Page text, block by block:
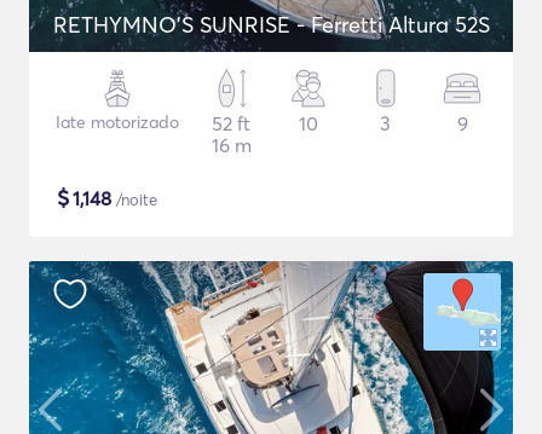
RETHYMNO'S SUNRISE - Ferretti Altura 52S
Iate motorizado
52 ft
16 m
10 3 9
$1,148 /noite